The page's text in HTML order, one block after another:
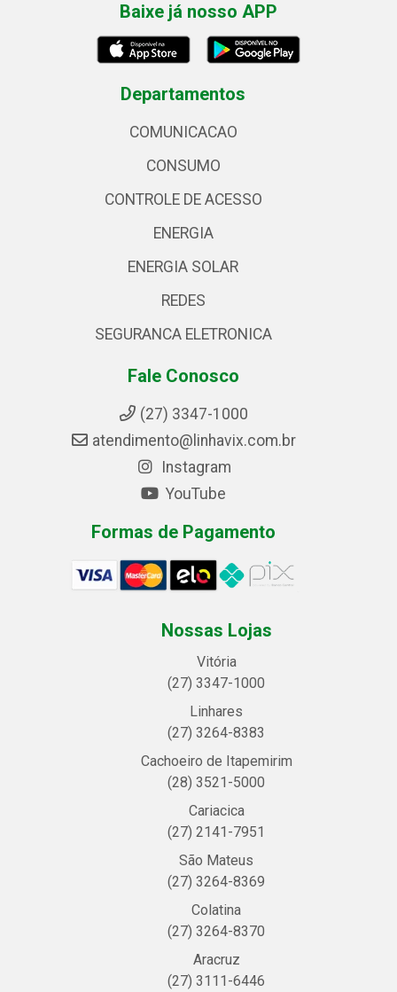
Baixe já nosso APP
Departamentos
COMUNICACAO
CONSUMO
CONTROLE DE ACESSO
ENERGIA
ENERGIA SOLAR
REDES
SEGURANCA ELETRONICA
Fale Conosco
(27) 3347-1000
atendimento@linhavix.com.br
Instagram
YouTube
Formas de Pagamento
Nossas Lojas
Vitória
(27) 3347-1000
Linhares
(27) 3264-8383
Cachoeiro de Itapemirim
(28) 3521-5000
Cariacica
(27) 2141-7951
São Mateus
(27) 3264-8369
Colatina
(27) 3264-8370
Aracruz
(27) 3111-6446